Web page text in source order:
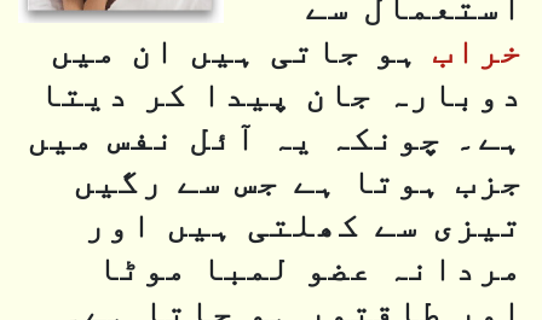
استعمال سے
خراب ہو جاتی ہیں ان میں
دوبارہ جان پیدا کر دیتا
ہے۔ چونکہ یہ آئل نفس میں
جزب ہوتا ہے جس سے رگیں
تیزی سے کھلتی ہیں اور
مردانہ عضو لمبا موٹا
اور طاقتور ہو جاتا ہے۔